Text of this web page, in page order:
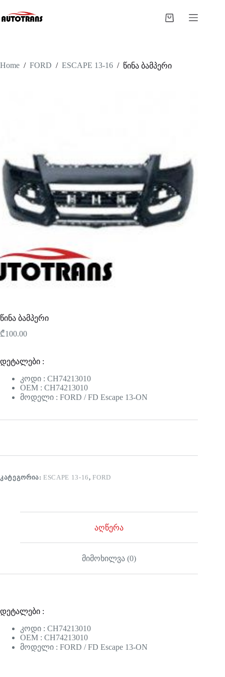
Home / FORD / ESCAPE 13-16 / წინა ბამპერი
წინა ბამპერი
₾100.00
დეტალები :
კოდი : CH74213010
OEM : CH74213010
მოდელი : FORD / FD Escape 13-ON
ᲙᲐᲢᲔᲒᲝᲠᲘᲐ:ESCAPE 13-16,FORD
აღწერა
მიმოხილვა (0)
დეტალები :
კოდი : CH74213010
OEM : CH74213010
მოდელი : FORD / FD Escape 13-ON